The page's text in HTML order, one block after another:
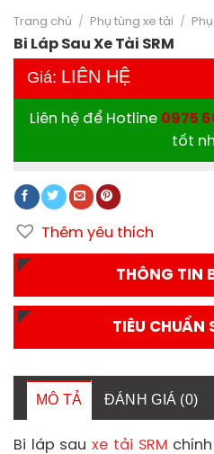
Trang chủ / Phụ tùng xe tải /
Bi Láp Sau Xe Tải SRM
Giá: LIÊN HỆ
Liên hệ để Hotline 0975
tốt
Thêm yêu thích
THÔNG TIN
TIÊU CHUẨN
MÔ TẢ ĐÁNH GIÁ (0)
Bi láp sauxe tải SRM